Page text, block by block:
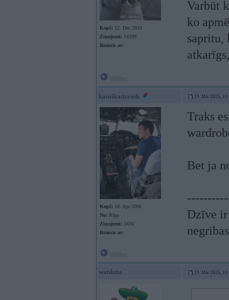
Kopš: 12. Dec 2010
Ziņojumi: 14309
Braucu ar:
Varbūt
ko
sapritu,
kamikadzemk 19. Mar 2025,
Kopš: 18. Apr 2006
No: Rīga
Ziņojumi: 3436
Braucu ar:
Traks
Bet ja
Dzīve ir
negribas
wanksta 19. Mar 2025,